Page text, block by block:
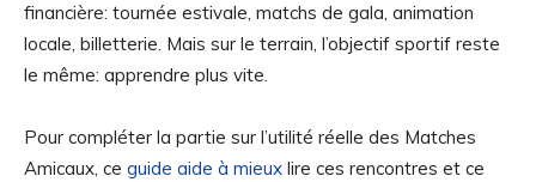
financière: tournée estivale, matchs de gala, animation
locale, billetterie. Mais sur le terrain, l’objectif sportif reste
le même: apprendre plus vite.
Pour compléter la partie sur l’utilité réelle des Matches
Amicaux, ce guide aide à mieux lire ces rencontres et ce